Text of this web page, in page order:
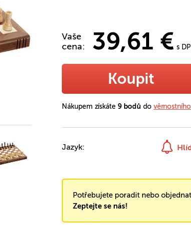
Vaše
cena:
39,61 € s
Koupit
Nákupem získáte 9 bodů do
Jazyk:
Potřebujete poradit nebo
Zeptejte se nás!